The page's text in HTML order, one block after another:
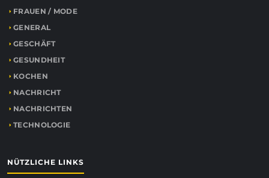
FRAUEN / MODE
GENERAL
GESCHÄFT
GESUNDHEIT
KOCHEN
NACHRICHT
NACHRICHTEN
TECHNOLOGIE
NÜTZLICHE LINKS